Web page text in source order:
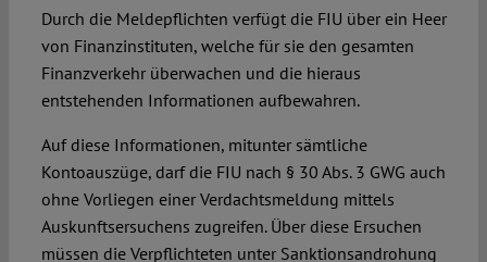
Durch die Meldepflichten verfügt die FIU über ein Heer
von Finanzinstituten, welche für sie den gesamten
Finanzverkehr überwachen und die hieraus
entstehenden Informationen aufbewahren.
Auf diese Informationen, mitunter sämtliche
Kontoauszüge, darf die FIU nach § 30 Abs. 3 GWG auch
ohne Vorliegen einer Verdachtsmeldung mittels
Auskunftsersuchens zugreifen. Über diese Ersuchen
müssen die Verpflichteten unter Sanktionsandrohung